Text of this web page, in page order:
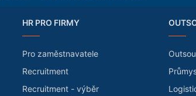
HR PRO FIRMY
Pro zaměstnavatele
Recruitment
Recruitment - výběr